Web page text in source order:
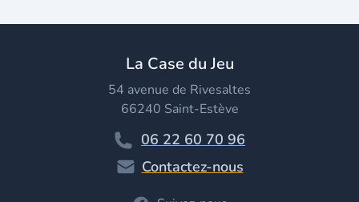
La Case du Jeu
54 avenue de Rivesaltes
66240 Saint-Estève
06 22 60 70 96
Contactez-nous